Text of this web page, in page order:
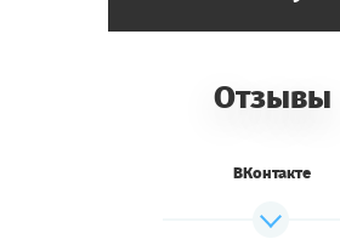
Отзывы
ВКонтакте